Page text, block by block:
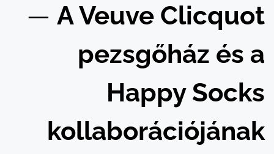
— A Veuve Clicquot
pezsgőház és a
Happy Socks
kollaborációjának